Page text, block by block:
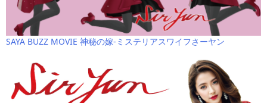
SAYA BUZZ MOVIE 神秘の嫁-ミステリアスワイフさーヤン